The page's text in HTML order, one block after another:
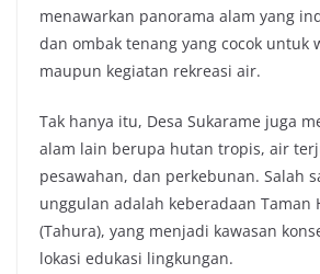
menawarkan panorama alam yang
dan ombak tenang yang cocok untuk
maupun kegiatan rekreasi air.
Tak hanya itu, Desa Sukarame juga
alam lain berupa hutan tropis, air
pesawahan, dan perkebunan. Salah
unggulan adalah keberadaan Taman
(Tahura), yang menjadi kawasan
lokasi edukasi lingkungan.